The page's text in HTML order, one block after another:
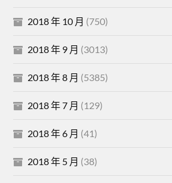
2018 年 10 月 (750)
2018 年 9 月 (3013)
2018 年 8 月 (5385)
2018 年 7 月 (129)
2018 年 6 月 (41)
2018 年 5 月 (38)